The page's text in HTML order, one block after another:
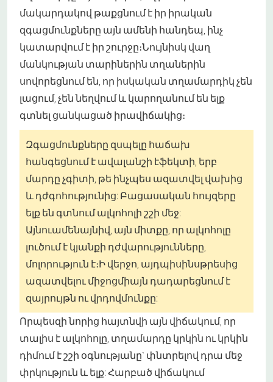
մակարդակով թաքցնում է իր իրական
զգացմունքները այն ամենի հանդեպ, ինչ
կատարվում է իր շուրջը։Նույնիսկ վաղ
մանկության տարիներին տղաներին
սովորեցնում են, որ իսկական տղամարդիկ չեն
լացում, չեն նեղվում և կարողանում են ելք
գտնել ցանկացած իրավիճակից։
Զգացմունքները զսպելը հաճախ
հանգեցնում է ավալանշի էֆեկտի, երբ
մարդը չգիտի, թե ինչպես ազատվել վախից
և դժգոհությունից: Բացասական հույզերը
ելք են գտնում ալկոհոլի շշի մեջ:
Այնուամենայնիվ, այն միտքը, որ ալկոհոլը
լուծում է կյանքի դժվարությունները,
մոլորություն է։Ի վերջո, այդպիսինսթրեսից
ազատվելու միջոցմիայն դադարեցնում է
զայրույթն ու վրդովմունքը:
Որպեսզի նորից հայտնվի այն վիճակում, որ
տալիս է ալկոհոլը, տղամարդը կրկին ու կրկին
դիմում է շշի օգնությանը` փնտրելով դրա մեջ
փրկություն և ելք: Հարբած վիճակում